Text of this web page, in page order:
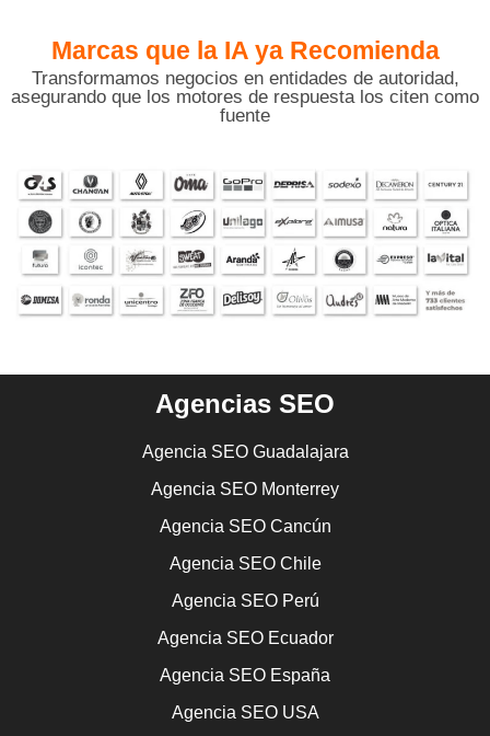
Marcas que la IA ya Recomienda
Transformamos negocios en entidades de autoridad,
asegurando que los motores de respuesta los citen como
fuente
Agencias SEO
Agencia SEO Guadalajara
Agencia SEO Monterrey
Agencia SEO Cancún
Agencia SEO Chile
Agencia SEO Perú
Agencia SEO Ecuador
Agencia SEO España
Agencia SEO USA